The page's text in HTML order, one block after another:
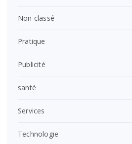
Non classé
Pratique
Publicité
santé
Services
Technologie